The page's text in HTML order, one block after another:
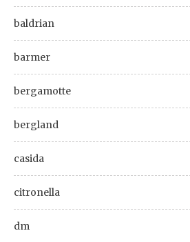
baldrian
barmer
bergamotte
bergland
casida
citronella
dm